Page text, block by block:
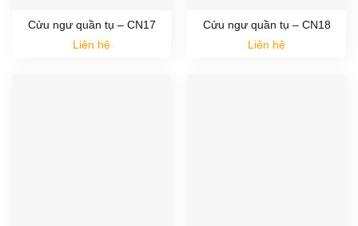
Cửu ngư quần tụ – CN17
Liên hệ
Cửu ngư quần tụ – CN18
Liên hệ